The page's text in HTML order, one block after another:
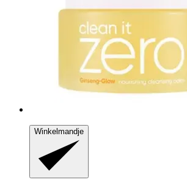
Winkelmandje